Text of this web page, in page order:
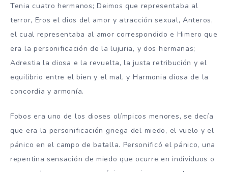
Tenia cuatro hermanos; Deimos que representaba al
terror, Eros el dios del amor y atracción sexual, Anteros,
el cual representaba al amor correspondido e Himero que
era la personificación de la lujuria, y dos hermanas;
Adrestia la diosa e la revuelta, la justa retribución y el
equilibrio entre el bien y el mal, y Harmonia diosa de la
concordia y armonía.
Fobos era uno de los dioses olímpicos menores, se decía
que era la personificación griega del miedo, el vuelo y el
pánico en el campo de batalla. Personificó el pánico, una
repentina sensación de miedo que ocurre en individuos o